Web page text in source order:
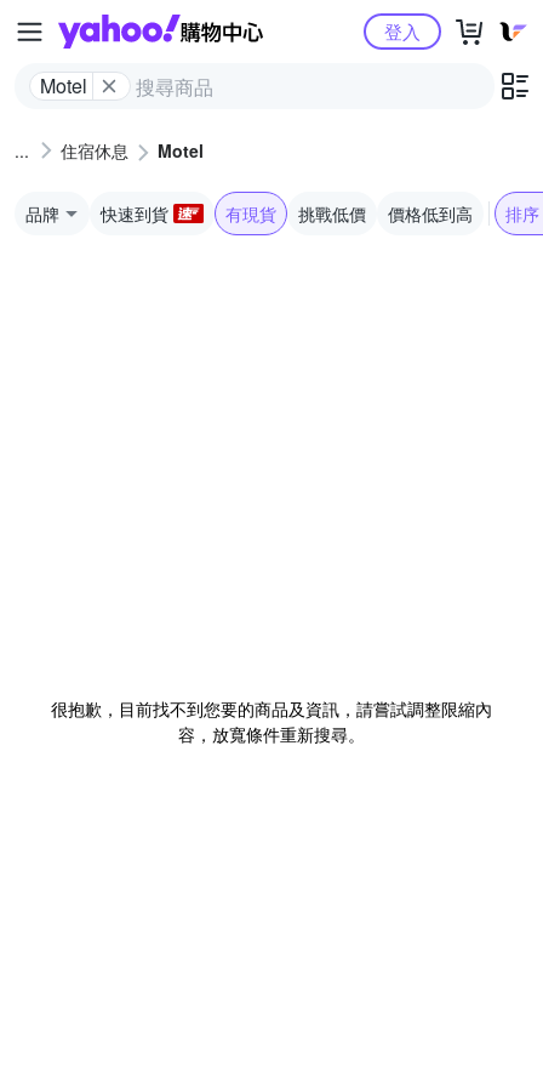
Yahoo購物中心
Motel
登入
住宿休息 Motel
品牌 快速到貨 有現貨 挑戰低價 價格低到高 排序
很抱歉，目前找不到您要的商品及資訊，請嘗試調整限縮內
容，放寬條件重新搜尋。